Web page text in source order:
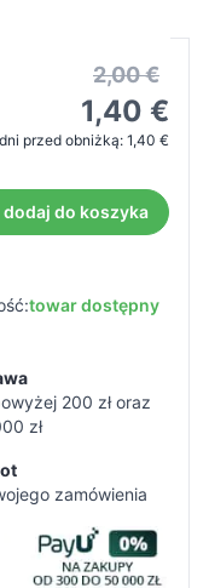
2,00 €
1,40 €
przed obniżką:1,40 €
dodaj do koszyka
towar dostępny
200 zł oraz
zł
zamówienia